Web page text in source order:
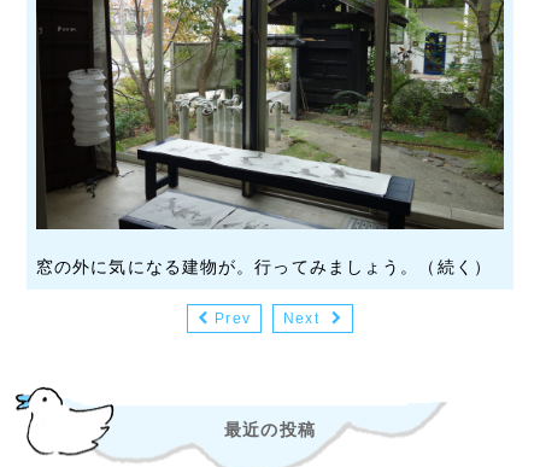
窓の外に気になる建物が。行ってみましょう。（続く）
Prev Next
最近の投稿